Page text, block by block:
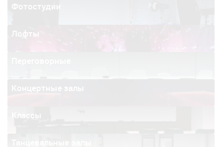
Фотостудии
Лофты
Классы